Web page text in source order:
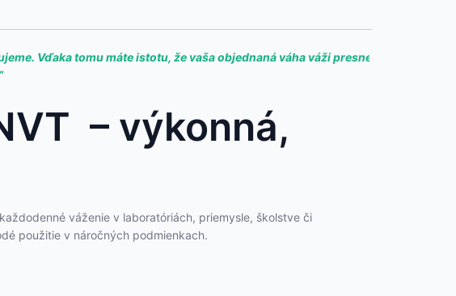
Vďaka tomu máte istotu, že vaša objednaná váha váži presne
– výkonná,
váženie v laboratóriách, priemysle, školstve či
použitie v náročných podmienkach.